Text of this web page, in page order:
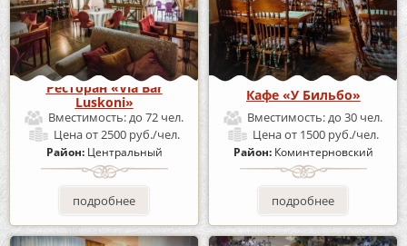
Ресторан «Via Bar
Luskoni»
Вместимость:до 72 чел.
Ценаот 2500 руб./чел.
Район: Центральный
подробнее
Кафе «У Бильбо»
Вместимость:до 30 чел.
Ценаот 1500 руб./чел.
Район: Коминтерновский
подробнее